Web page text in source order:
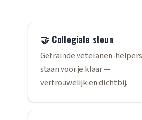
🤝 Collegiale steun
Getrainde veteranen-helpers
staan voor je klaar —
vertrouwelijk en dichtbij.